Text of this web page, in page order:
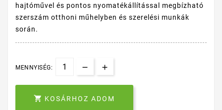
hajtóművel és pontos nyomatékállítással megbízható
szerszám otthoni műhelyben és szerelési munkák
során.
MENNYISÉG:
 KOSÁRHOZ ADOM